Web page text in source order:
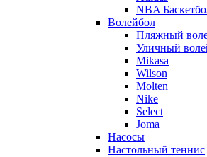
NBA
Волейбол
Пляжный
Уличный
Mikasa
Wilson
Molten
Nike
Select
Joma
Насосы
Настольный теннис